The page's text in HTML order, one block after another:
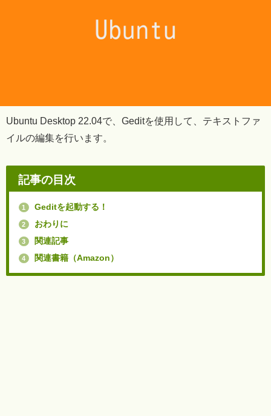
Ubuntu Desktop 22.04で、Geditを使用して、テキストファ
イルの編集を行います。
記事の目次
1 Geditを起動する！
2 おわりに
3 関連記事
4 関連書籍（Amazon）